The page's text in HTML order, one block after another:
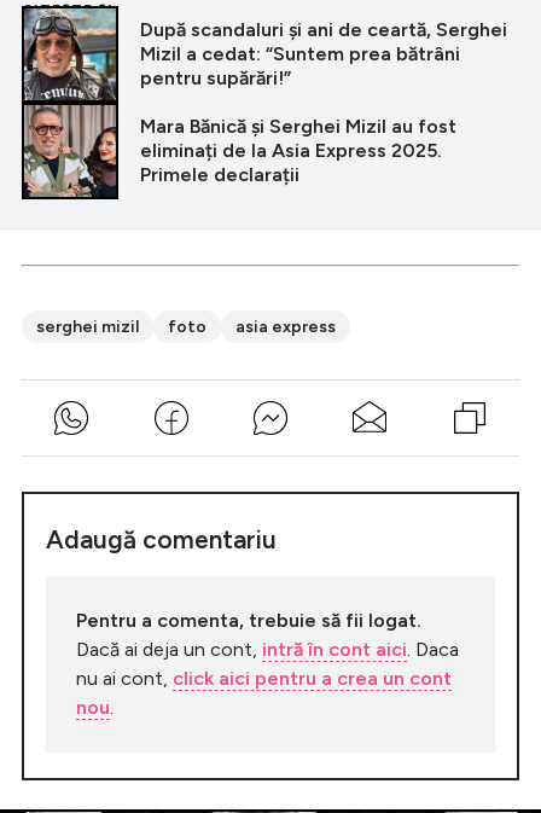
CITEȘTE ȘI
După scandaluri și ani de ceartă, Serghei
Mizil a cedat: “Suntem prea bătrâni
pentru supărări!”
Mara Bănică și Serghei Mizil au fost
eliminați de la Asia Express 2025.
Primele declarații
serghei mizil foto asia express
Adaugă comentariu
Pentru a comenta, trebuie să fii logat.
Dacă ai deja un cont, intră în cont aici. Daca
nu ai cont, click aici pentru a crea un cont
nou.